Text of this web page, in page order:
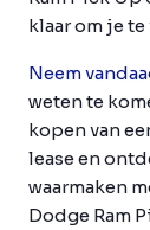
klaar om je
Neem
weten te
kopen van
lease en
waarmaken
Dodge Ram